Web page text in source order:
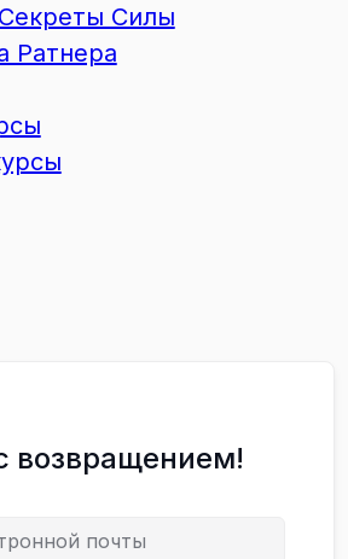
Силы
Ратнера
возвращением!